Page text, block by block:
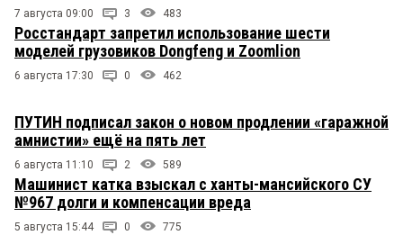
7 августа 09:00 3 483
Росстандарт запретил использование шести
моделей грузовиков Dongfeng и Zoomlion
6 августа 17:30 0 462
ПУТИН подписал закон о новом продлении «гаражной
амнистии» ещё на пять лет
6 августа 11:10 2 589
Машинист катка взыскал с ханты-мансийского СУ
№967 долги и компенсации вреда
5 августа 15:44 0 775